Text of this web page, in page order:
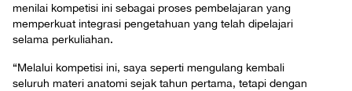
menilai kompetisi ini sebagai proses pembelajaran yang
memperkuat integrasi pengetahuan yang telah dipelajari
selama perkuliahan.
“Melalui kompetisi ini, saya seperti mengulang kembali
seluruh materi anatomi sejak tahun pertama, tetapi dengan